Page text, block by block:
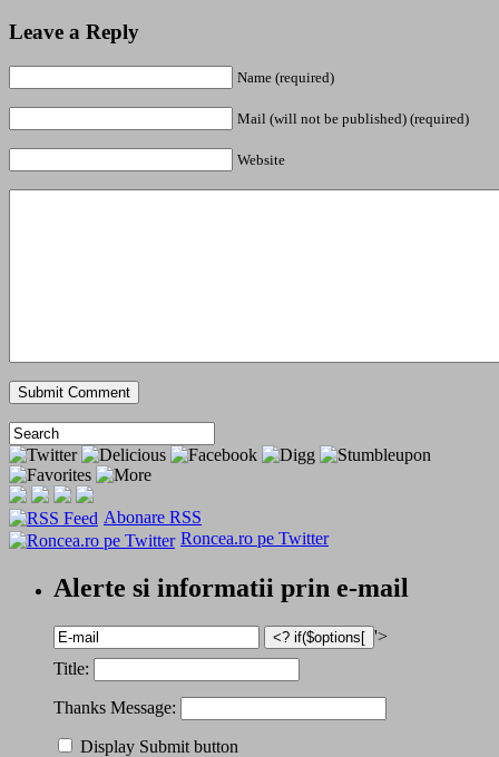
Leave a Reply
Name (required)
Mail (will not be published) (required)
Website
Abonare RSS
Roncea.ro pe Twitter
Alerte si informatii prin e-mail
'>
Title:
Thanks Message:
Display Submit button